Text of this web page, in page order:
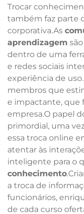
Trocar
também faz parte
corporativa.As
aprendizagem
dentro de uma
e redes sociais
experiência de
membros que
e impactante, que
empresa.O papel
primordial, uma
essa troca online
atentar às
inteligente para o
conhecimento
a troca de
funcionários,
de cada curso